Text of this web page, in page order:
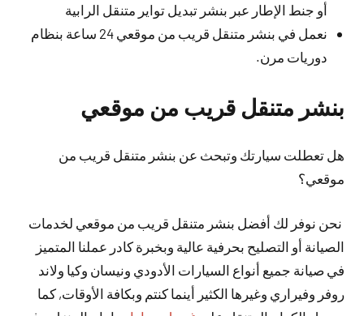
أو جنط الإطار عبر بنشر تبديل تواير متنقل الرابية
نعمل في بنشر متنقل قريب من موقعي 24 ساعة بنظام
دوريات مرن.
بنشر متنقل قريب من موقعي
هل تعطلت سيارتك وتبحث عن بنشر متنقل قريب من
موقعي؟
نحن نوفر لك أفضل بنشر متنقل قريب من موقعي لخدمات
الصيانة أو التصليح بحرفية عالية وبخبرة كادر عملنا المتميز
في صيانة جميع أنواع السيارات الأدودي ونيسان وكيا ولاند
روفر وفيراري وغيرها الكثير أينما كنتم وبكافة الأوقات, كما